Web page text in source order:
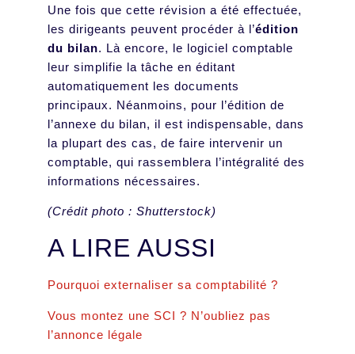
Une fois que cette révision a été effectuée,
les dirigeants peuvent procéder à l’édition
du bilan. Là encore, le logiciel comptable
leur simplifie la tâche en éditant
automatiquement les documents
principaux. Néanmoins, pour l’édition de
l’annexe du bilan, il est indispensable, dans
la plupart des cas, de faire intervenir un
comptable, qui rassemblera l’intégralité des
informations nécessaires.
(Crédit photo : Shutterstock)
A LIRE AUSSI
Pourquoi externaliser sa comptabilité ?
Vous montez une SCI ? N’oubliez pas
l’annonce légale